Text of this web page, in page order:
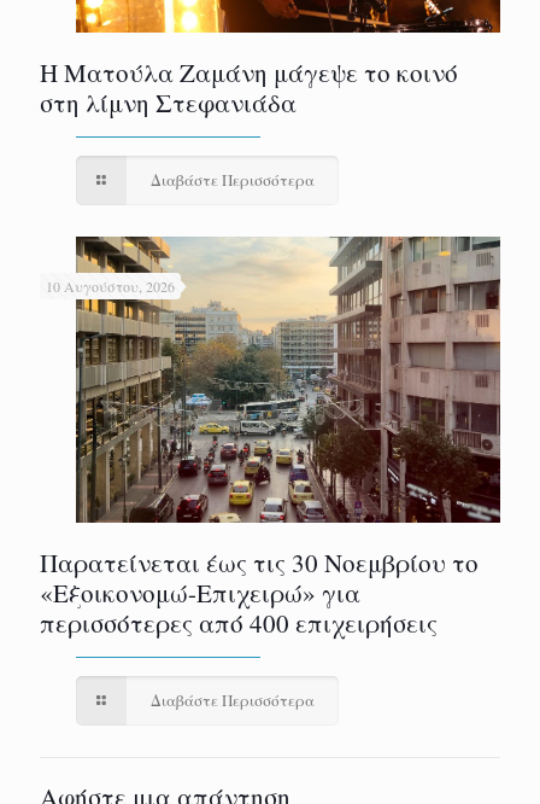
Η Ματούλα Ζαμάνη μάγεψε το κοινό
στη λίμνη Στεφανιάδα
Διαβάστε Περισσότερα
10 Αυγούστου, 2026
Παρατείνεται έως τις 30 Νοεμβρίου το
«Εξοικονομώ-Επιχειρώ» για
περισσότερες από 400 επιχειρήσεις
Διαβάστε Περισσότερα
Αφήστε μια απάντηση